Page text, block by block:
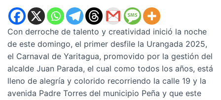
Con derroche de talento y creatividad inició la noche
de este domingo, el primer desfile la Urangada 2025,
el Carnaval de Yaritagua, promovido por la gestión del
alcalde Juan Parada, el cual como todos los años, está
lleno de alegría y colorido recorriendo la calle 19 y la
avenida Padre Torres del municipio Peña y que este